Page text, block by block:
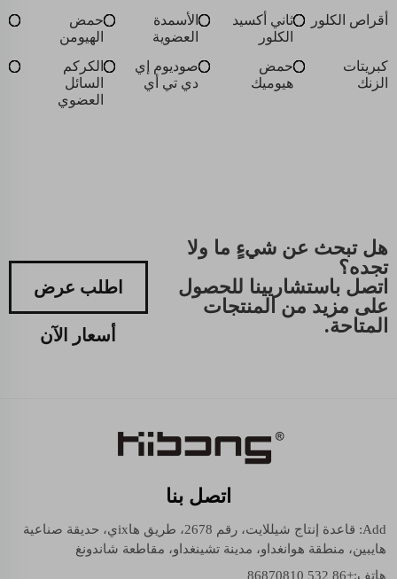
أقراص الكلور
ثاني أكسيد
الكلور
الأسمدة
العضوية
حمض
الهيومن
كبريتات
الزنك
حمض
هيوميك
صوديوم إي
دي تي أي
الكركم
السائل
العضوي
هل تبحث عن شيءٍ ما ولا
تجده؟
اتصل باستشاريينا للحصول
على مزيد من المنتجات
المتاحة.
اطلب عرض
أسعار الآن
اتصل بنا
Add: قاعدة إنتاج شيللايت، رقم 2678، طريق هاixي، حديقة صناعية
هايبين، منطقة هوانغداو، مدينة تشينغداو، مقاطعة شاندونغ
هاتف:+86 532 86870810